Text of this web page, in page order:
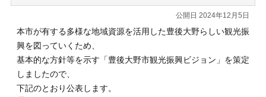
公開日 2024年12月5日
本市が有する多様な地域資源を活用した豊後大野らしい観光振
興を図っていくため、
基本的な方針等を示す「豊後大野市観光振興ビジョン」を策定
しましたので、
下記のとおり公表します。